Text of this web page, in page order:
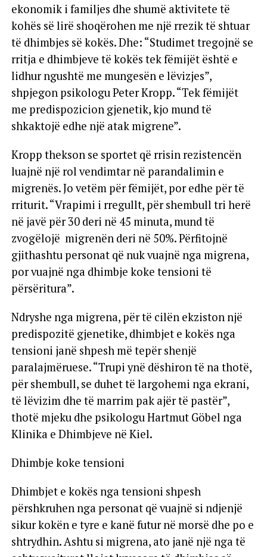
ekonomik i familjes dhe shumë aktivitete të
kohës së lirë shoqërohen me një rrezik të shtuar
të dhimbjes së kokës. Dhe: “Studimet tregojnë se
rritja e dhimbjeve të kokës tek fëmijët është e
lidhur ngushtë me mungesën e lëvizjes”,
shpjegon psikologu Peter Kropp. “Tek fëmijët
me predispozicion gjenetik, kjo mund të
shkaktojë edhe një atak migrene”.
Kropp thekson se sportet që rrisin rezistencën
luajnë një rol vendimtar në parandalimin e
migrenës. Jo vetëm për fëmijët, por edhe për të
rriturit. “Vrapimi i rregullt, për shembull tri herë
në javë për 30 deri në 45 minuta, mund të
zvogëlojë migrenën deri në 50%. Përfitojnë
gjithashtu personat që nuk vuajnë nga migrena,
por vuajnë nga dhimbje koke tensioni të
përsëritura”.
Ndryshe nga migrena, për të cilën ekziston një
predispozitë gjenetike, dhimbjet e kokës nga
tensioni janë shpesh më tepër shenjë
paralajmëruese. “Trupi ynë dëshiron të na thotë,
për shembull, se duhet të largohemi nga ekrani,
të lëvizim dhe të marrim pak ajër të pastër”,
thotë mjeku dhe psikologu Hartmut Göbel nga
Klinika e Dhimbjeve në Kiel.
Dhimbje koke tensioni
Dhimbjet e kokës nga tensioni shpesh
përshkruhen nga personat që vuajnë si ndjenjë
sikur kokën e tyre e kanë futur në morsë dhe po e
shtrydhin. Ashtu si migrena, ato janë një nga të